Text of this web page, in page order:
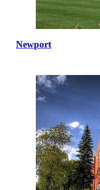
Newport